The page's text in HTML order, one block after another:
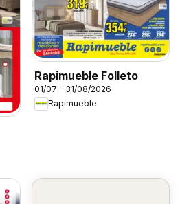
Rapimueble Folleto
01/07 - 31/08/2026
Rapimueble